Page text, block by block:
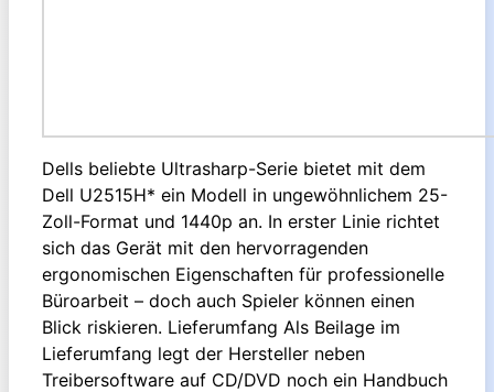
Dells beliebte Ultrasharp-Serie bietet mit dem
Dell U2515H* ein Modell in ungewöhnlichem 25-
Zoll-Format und 1440p an. In erster Linie richtet
sich das Gerät mit den hervorragenden
ergonomischen Eigenschaften für professionelle
Büroarbeit – doch auch Spieler können einen
Blick riskieren. Lieferumfang Als Beilage im
Lieferumfang legt der Hersteller neben
Treibersoftware auf CD/DVD noch ein Handbuch